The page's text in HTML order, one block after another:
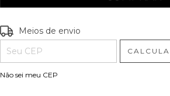
Entregas para o CEP:
Meios de envio
Não sei meu CEP